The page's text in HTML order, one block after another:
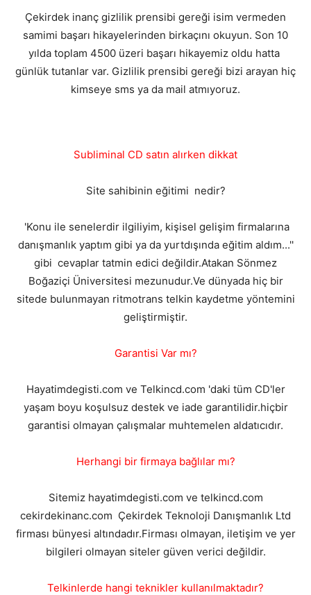
Çekirdek inanç gizlilik prensibi gereği isim vermeden
samimi başarı hikayelerinden birkaçını okuyun. Son 10
yılda toplam 4500 üzeri başarı hikayemiz oldu hatta
günlük tutanlar var. Gizlilik prensibi gereği bizi arayan hiç
kimseye sms ya da mail atmıyoruz.
Subliminal CD satın alırken dikkat
Site sahibinin eğitimi nedir?
'Konu ile senelerdir ilgiliyim, kişisel gelişim firmalarına
danışmanlık yaptım gibi ya da yurtdışında eğitim aldım...''
gibi cevaplar tatmin edici değildir.Atakan Sönmez
Boğaziçi Üniversitesi mezunudur.Ve dünyada hiç bir
sitede bulunmayan ritmotrans telkin kaydetme yöntemini
geliştirmiştir.
Garantisi Var mı?
Hayatimdegisti.com ve Telkincd.com 'daki tüm CD'ler
yaşam boyu koşulsuz destek ve iade garantilidir.hiçbir
garantisi olmayan çalışmalar muhtemelen aldatıcıdır.
Herhangi bir firmaya bağlılar mı?
Sitemiz hayatimdegisti.com ve telkincd.com
cekirdekinanc.com Çekirdek Teknoloji Danışmanlık Ltd
firması bünyesi altındadır.Firması olmayan, iletişim ve yer
bilgileri olmayan siteler güven verici değildir.
Telkinlerde hangi teknikler kullanılmaktadır?